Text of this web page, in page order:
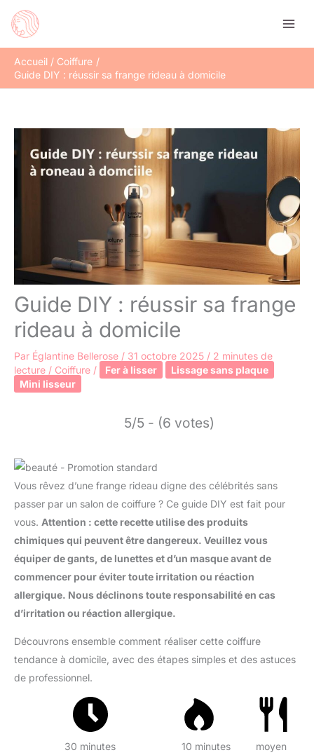
Accueil
Coiffure
Guide DIY : réussir sa frange rideau à domicile
Guide DIY : réussir sa frange
rideau à domicile
Par Églantine Bellerose / 31 octobre 2025 / 2 minutes de
lecture / Coiffure / Fer à lisser
Lissage sans plaque
Mini lisseur
5/5 - (6 votes)
Vous rêvez d’une frange rideau digne des célébrités sans
passer par un salon de coiffure ? Ce guide DIY est fait pour
vous. Attention : cette recette utilise des produits
chimiques qui peuvent être dangereux. Veuillez vous
équiper de gants, de lunettes et d’un masque avant de
commencer pour éviter toute irritation ou réaction
allergique. Nous déclinons toute responsabilité en cas
d’irritation ou réaction allergique.
Découvrons ensemble comment réaliser cette coiffure
tendance à domicile, avec des étapes simples et des astuces
de professionnel.
30 minutes 10 minutes moyen
Rechercher